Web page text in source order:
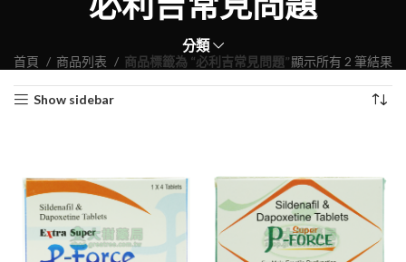
分類
首頁 商品列表 商品標籤為 “必利吉常見問題”顯示所有 2 筆結果
Show sidebar